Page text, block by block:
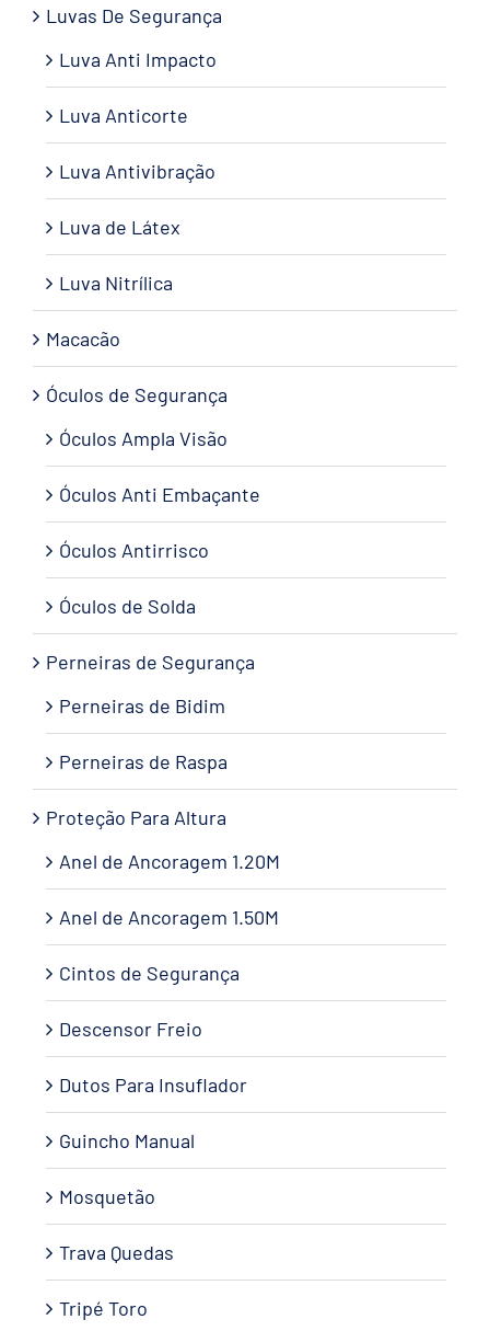
Luvas De Segurança
Luva Anti Impacto
Luva Anticorte
Luva Antivibração
Luva de Látex
Luva Nitrílica
Macacão
Óculos de Segurança
Óculos Ampla Visão
Óculos Anti Embaçante
Óculos Antirrisco
Óculos de Solda
Perneiras de Segurança
Perneiras de Bidim
Perneiras de Raspa
Proteção Para Altura
Anel de Ancoragem 1.20M
Anel de Ancoragem 1.50M
Cintos de Segurança
Descensor Freio
Dutos Para Insuflador
Guincho Manual
Mosquetão
Trava Quedas
Tripé Toro